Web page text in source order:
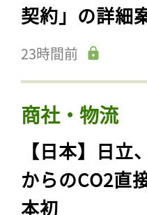
契約」の詳細
23時間前
商社・物流
【日本】日
からのCO2直
本初